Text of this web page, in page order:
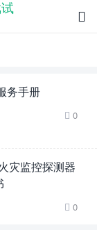

务手册
 0
灾监控探测器
 0